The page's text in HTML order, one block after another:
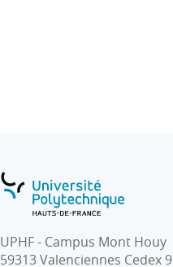
UPHF - Campus Mont Houy
59313 Valenciennes Cedex 9